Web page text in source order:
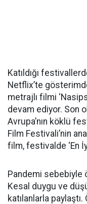
Katıldığı
Netflix’te
metrajlı filmi
devam ediyor. Son
Avrupa’nın köklü
Film Festivali’nin
film, festivalde ‘En
Pandemi sebebiyle
Kesal duygu ve
katılanlarla